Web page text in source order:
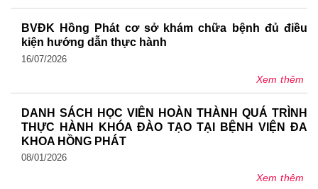
BVĐK Hồng Phát cơ sở khám chữa bệnh đủ điều
kiện hướng dẫn thực hành
16/07/2026
Xem thêm
DANH SÁCH HỌC VIÊN HOÀN THÀNH QUÁ TRÌNH
THỰC HÀNH KHÓA ĐÀO TẠO TẠI BỆNH VIỆN ĐA
KHOA HỒNG PHÁT
08/01/2026
Xem thêm